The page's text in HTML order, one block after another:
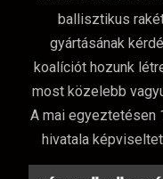
ballisztikus
gyártásának
koalíciót hozunk
most közelebb
A mai egyeztetésen
hivatala